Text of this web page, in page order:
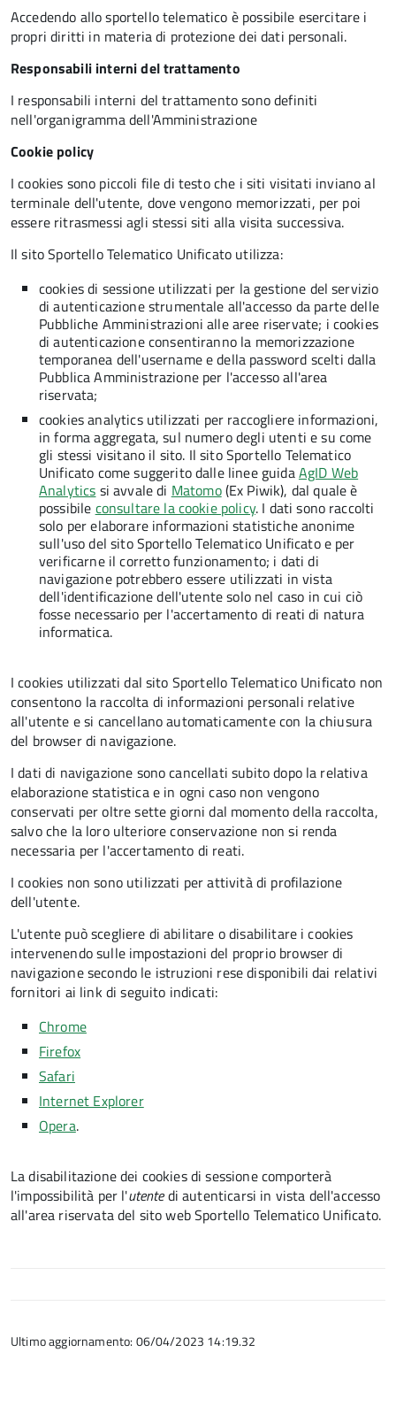
Accedendo allo sportello telematico è possibile esercitare i
propri diritti in materia di protezione dei dati personali.
Responsabili interni del trattamento
I responsabili interni del trattamento sono definiti
nell'organigramma dell'Amministrazione
Cookie policy
I cookies sono piccoli file di testo che i siti visitati inviano al
terminale dell'utente, dove vengono memorizzati, per poi
essere ritrasmessi agli stessi siti alla visita successiva.
Il sito Sportello Telematico Unificato utilizza:
cookies di sessione utilizzati per la gestione del servizio
di autenticazione strumentale all'accesso da parte delle
Pubbliche Amministrazioni alle aree riservate; i cookies
di autenticazione consentiranno la memorizzazione
temporanea dell'username e della password scelti dalla
Pubblica Amministrazione per l'accesso all'area
riservata;
cookies analytics utilizzati per raccogliere informazioni,
in forma aggregata, sul numero degli utenti e su come
gli stessi visitano il sito. Il sito Sportello Telematico
Unificato come suggerito dalle linee guidaAgID Web
Analytics si avvale di Matomo(Ex Piwik), dal quale è
possibile consultare la cookie policy. I dati sono raccolti
solo per elaborare informazioni statistiche anonime
sull'uso del sito Sportello Telematico Unificato e per
verificarne il corretto funzionamento; i dati di
navigazione potrebbero essere utilizzati in vista
dell'identificazione dell'utente solo nel caso in cui ciò
fosse necessario per l'accertamento di reati di natura
informatica.
I cookies utilizzati dal sito Sportello Telematico Unificato non
consentono la raccolta di informazioni personali relative
all'utente e si cancellano automaticamente con la chiusura
del browser di navigazione.
I dati di navigazione sono cancellati subito dopo la relativa
elaborazione statistica e in ogni caso non vengono
conservati per oltre sette giorni dal momento della raccolta,
salvo che la loro ulteriore conservazione non si renda
necessaria per l'accertamento di reati.
I cookies non sono utilizzati per attività di profilazione
dell'utente.
L'utente può scegliere di abilitare o disabilitare i cookies
intervenendo sulle impostazioni del proprio browser di
navigazione secondo le istruzioni rese disponibili dai relativi
fornitori ai link di seguito indicati:
Chrome
Firefox
Safari
Internet Explorer
Opera.
La disabilitazione dei cookies di sessione comporterà
l'impossibilità per l'utentedi autenticarsi in vista dell'accesso
all'area riservata del sito web Sportello Telematico Unificato.
Ultimo aggiornamento: 06/04/2023 14:19.32